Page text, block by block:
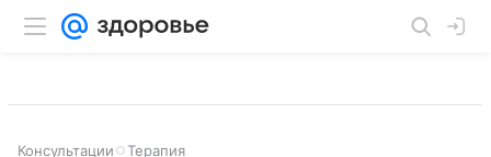
Консультации Терапия